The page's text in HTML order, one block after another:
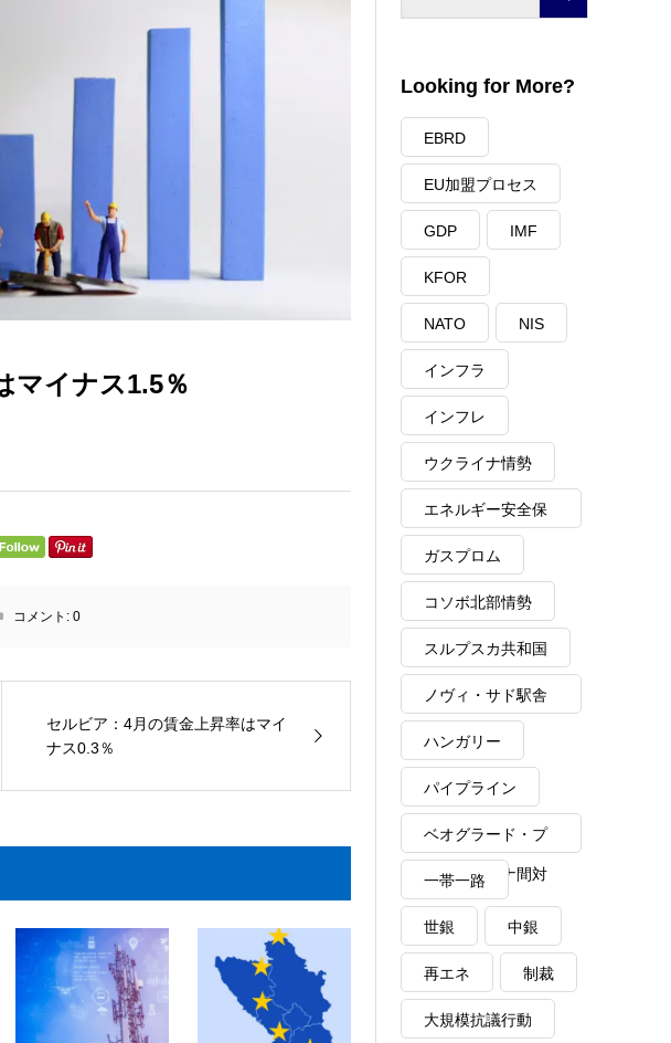
マイナス1.5％
コメント: 0
セルビア：4月の賃金上昇率はマイ
ナス0.3％
Looking for More?
EBRD
EU加盟プロセス
GDP IMF
KFOR
NATO NIS
インフラ
インフレ
ウクライナ情勢
エネルギー安全保
障
ガスプロム
コソボ北部情勢
スルプスカ共和国
ノヴィ・サド駅舎
崩落事故
ハンガリー
パイプライン
ベオグラード・プ
リシュティナ間対
話
一帯一路
世銀 中銀
再エネ 制裁
大規模抗議行動